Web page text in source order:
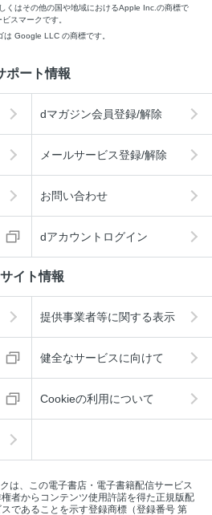
くはその他の国や地域におけるApple Inc.の商標で
スマークです。
Google LLC の商標です。
ポート情報
dマガジン会員登録/解除
メールサービス登録/解除
お問い合わせ
dアカウントログイン
サイト情報
提供事業者等に関する表示
健全なサービスに向けて
Cookieの利用について
は、この電子書店・電子書籍配信サービス
者からコンテンツ使用許諾を得た正規版配
であることを示す登録商標（登録番号 第